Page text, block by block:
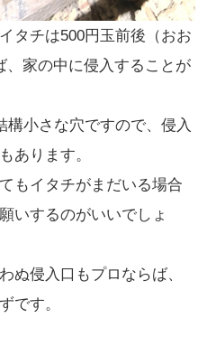
タチは500円玉前後（おお
、家の中に侵入することが
構小さな穴ですので、侵入
あります。
もイタチがまだいる場合
いするのがいいでしょ
ぬ侵入口もプロならば、
です。